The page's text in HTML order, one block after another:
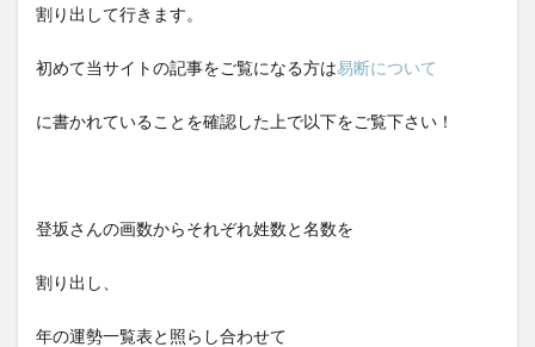
割り出して行きます。
初めて当サイトの記事をご覧になる方は易断について
に書かれていることを確認した上で以下をご覧下さい！
登坂さんの画数からそれぞれ姓数と名数を
割り出し、
年の運勢一覧表と照らし合わせて